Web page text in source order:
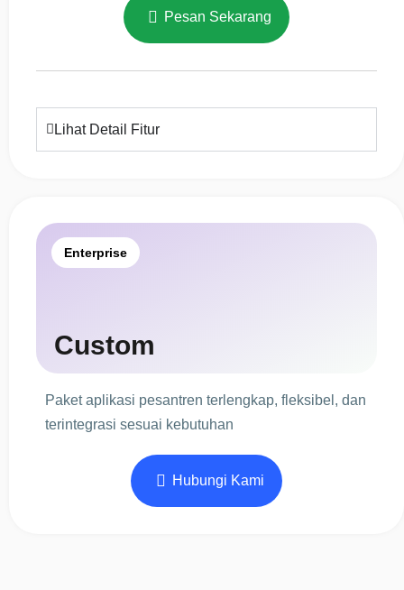
Pesan Sekarang
Lihat Detail Fitur
Enterprise
Custom
Paket aplikasi pesantren terlengkap, fleksibel, dan
terintegrasi sesuai kebutuhan
Hubungi Kami